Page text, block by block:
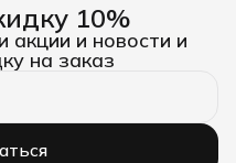
10%
и новости и
на заказ